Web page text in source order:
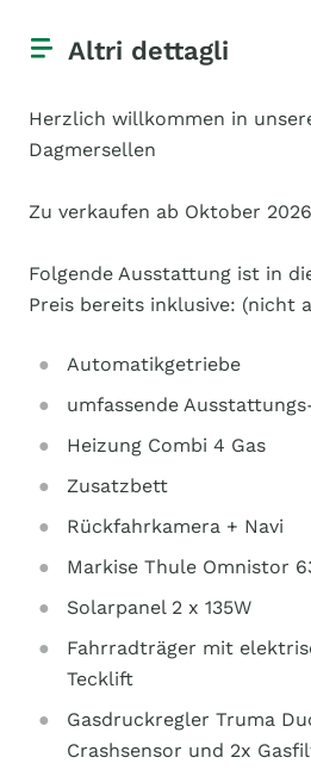
Altri dettagli
Herzlich willkommen in
Dagmersellen
Zu verkaufen ab Oktober
Folgende Ausstattung ist in
Preis bereits inklusive: (nicht
Automatikgetriebe
umfassende
Heizung Combi 4 Gas
Zusatzbett
Rückfahrkamera + Navi
Markise Thule Omnistor
Solarpanel 2 x 135W
Fahrradträger mit
Tecklift
Gasdruckregler Truma
Crashsensor und 2x